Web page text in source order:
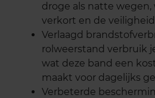
droge als natte
verkort en de
Verlaagd
rolweerstand verbruik
wat deze band een
maakt voor dagelijks
Verbeterde